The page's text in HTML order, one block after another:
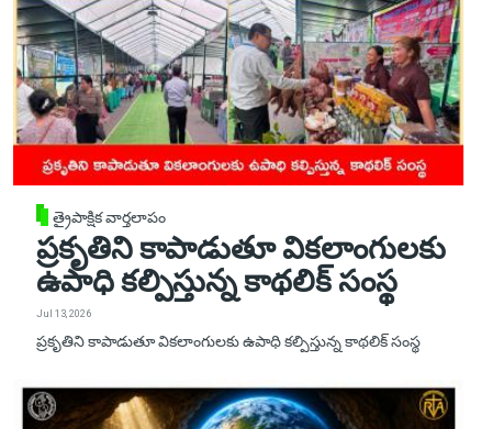
త్రైపాక్షిక వార్తలాపం
ప్రకృతిని కాపాడుతూ వికలాంగులకు
ఉపాధి కల్పిస్తున్న కాథలిక్ సంస్థ
Jul 13, 2026
ప్రకృతిని కాపాడుతూ వికలాంగులకు ఉపాధి కల్పిస్తున్న కాథలిక్ సంస్థ